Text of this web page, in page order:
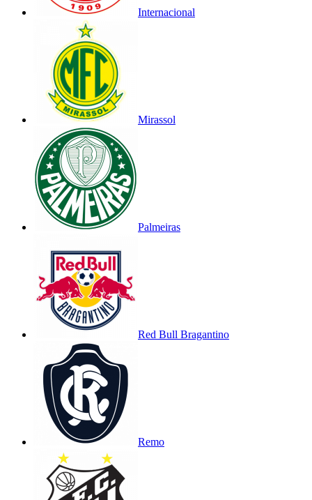
Internacional
Mirassol
Palmeiras
Red Bull Bragantino
Remo